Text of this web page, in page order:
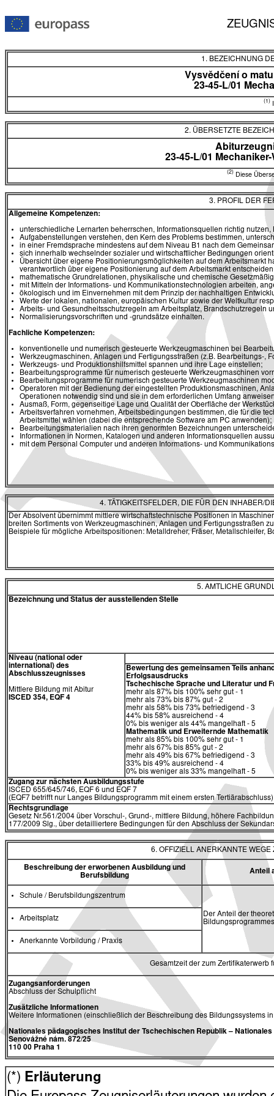
1. BEZEICHNUNG
Vysvědčení o
23-45-L/01
(1)
2. ÜBERSETZTE
23-45-L/01
(2) Diese
3. PROFIL DER
Allgemeine Kompetenzen:
unterschiedliche Lernarten beherrschen, Informationsquellen richtig nutzen,
Aufgabenstellungen verstehen, den Kern des Problems bestimmen,
in einer Fremdsprache mindestens auf dem Niveau B1 nach dem
sich innerhalb wechselnder sozialer und wirtschaftlicher Bedingungen
Übersicht über eigene Positionierungsmöglichkeiten auf dem Arbeitsmarkt
verantwortlich über eigene Positionierung auf dem Arbeitsmarkt
mathematische Grundrelationen, physikalische und chemische
mit Mitteln der Informations- und Kommunikationstechnologien arbeiten,
ökologisch und im Einvernehmen mit dem Prinzip der nachhaltigen
Werte der lokalen, nationalen, europäischen Kultur sowie der Weltkultur
Arbeits- und Gesundheitsschutzregeln am Arbeitsplatz, Brandschutzregeln
Normalisierungsvorschriften und -grundsätze einhalten.
Fachliche Kompetenzen:
konventionelle und numerisch gesteuerte Werkzeugmaschinen bei
Werkzeugmaschinen, Anlagen und Fertigungsstraßen (z.B. Bearbeitungs-,
Werkzeugs- und Produktionshilfsmittel spannen und ihre Lage einstellen;
Bearbeitungsprogramme für numerisch gesteuerte Werkzeugmaschinen
Bearbeitungsprogramme für numerisch gesteuerte Werkzeugmaschinen
Operatoren mit der Bedienung der eingestellten Produktionsmaschinen,
Operationen notwendig sind und sie in dem erforderlichen Umfang
Ausmaß, Form, gegenseitige Lage und Qualität der Oberfläche der
Arbeitsverfahren vornehmen, Arbeitsbedingungen bestimmen, die für die
Arbeitsmittel wählen (dabei die entsprechende Software am PC anwenden);
Bearbeitungsmaterialien nach ihren genormten Bezeichnungen
Informationen in Normen, Katalogen und anderen Informationsquellen
mit dem Personal Computer und anderen Informations- und
4. TÄTIGKEITSFELDER, DIE FÜR DEN INHABER/
Der Absolvent übernimmt mittlere wirtschaftstechnische Positionen in
breiten Sortiments von Werkzeugmaschinen, Anlagen und Fertigungsstraßen
Beispiele für mögliche Arbeitspositionen: Metalldreher, Fräser, Metallschleifer,
5. AMTLICHE
Bezeichnung und Status der ausstellenden Stelle
Niveau (national oder
international) des
Abschlusszeugnisses
Mittlere Bildung mit Abitur
ISCED 354, EQF 4
Bewertung des gemeinsamen Teils
Erfolgsausdrucks
Tschechische Sprache und Literatur und
mehr als 87% bis 100% sehr gut - 1
mehr als 73% bis 87% gut - 2
mehr als 58% bis 73% befriedigend - 3
44% bis 58% ausreichend - 4
0% bis weniger als 44% mangelhaft - 5
Mathematik und Erweiternde Mathematik
mehr als 85% bis 100% sehr gut - 1
mehr als 67% bis 85% gut - 2
mehr als 49% bis 67% befriedigend - 3
33% bis 49% ausreichend - 4
0% bis weniger als 33% mangelhaft - 5
Zugang zur nächsten Ausbildungsstufe
ISCED 655/645/746, EQF 6 und EQF 7
(EQF7 betrifft nur Langes Bildungsprogramm mit einem ersten Tertiärabschluss)
Rechtsgrundlage
Gesetz Nr.561/2004 über Vorschul-, Grund-, mittlere Bildung, höhere
177/2009 Slg., über detailliertere Bedingungen für den Abschluss der
6. OFFIZIELL ANERKANNTE
Beschreibung der erworbenen Ausbildung und
Berufsbildung
Anteil
Schule / Berufsbildungszentrum
Der Anteil der
Arbeitsplatz
Anerkannte Vorbildung / Praxis
Gesamtzeit der zum
Zugangsanforderungen
Abschluss der Schulpflicht
Zusätzliche Informationen
Weitere Informationen (einschließlich der Beschreibung des Bildungssystems
Nationales pädagogisches Institut der Tschechischen Republik–
Senovážné nám. 872/25
110 00 Praha 1
(*) Erläuterung